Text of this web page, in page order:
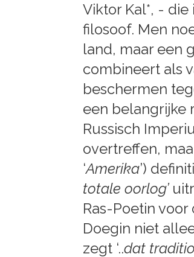
Viktor Kal*, -
filosoof. Men
land, maar een
combineert als
beschermen
een belangrijke
Russisch
overtreffen,
‘Amerika’)
totale oorlog’
Ras-Poetin
Doegin niet
zegt ‘..dat